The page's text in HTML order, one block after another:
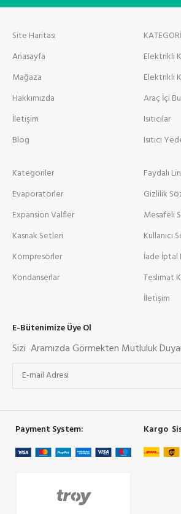
Site Haritası
Anasayfa
Mağaza
Hakkımızda
İletişim
Blog
Elektrikli
Elektrikli
Araç İçi
Isıtıcılar
Isıtıcı
Kategoriler
Evaporatorler
Expansion Valfler
Kasnak Setleri
Kompresörler
Kondanserlar
Faydalı
Gizlilik
Mesafeli
Kullanıcı
İade İptal
Teslimat
İletişim
E-Bütenimize Üye Ol
Sizi Aramızda Görmekten Mutluluk
Payment System: Kargo